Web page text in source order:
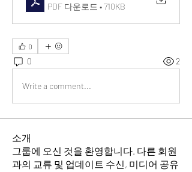
PDF 다운로드 • 710KB
0
0 2
Write a comment...
소개
그룹에 오신 것을 환영합니다. 다른 회원
과의 교류 및 업데이트 수신, 미디어 공유